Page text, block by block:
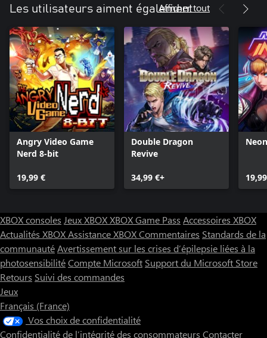
Les utilisateurs aiment également
Afficher tout
Angry Video Game
Nerd 8-bit
19,99 €
Double Dragon
Revive
34,99 €+
XBOX consoles Jeux XBOXXBOX Game Pass Accessoires XBOX
Actualités XBOXAssistance XBOXCommentaires Standards de la
communautéAvertissement sur les crises d’épilepsie liées à la
photosensibilitéCompte Microsoft Support du Microsoft Store
Retours Suivi des commandes
Jeux
Français (France)
Vos choix de confidentialité
Confidentialité de l’intégrité des consommateurs Contacter